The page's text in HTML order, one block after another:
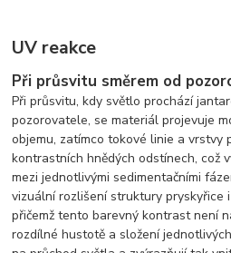
UV reakce
Při průsvitu směrem od
Při průsvitu, kdy světlo prochází
pozorovatele, se materiál projevuje
objemu, zatímco tokové linie a vrstvy
kontrastních hnědých odstínech, což
mezi jednotlivými sedimentačními
vizuální rozlišení struktury pryskyřice
přičemž tento barevný kontrast není
rozdílné hustotě a složení